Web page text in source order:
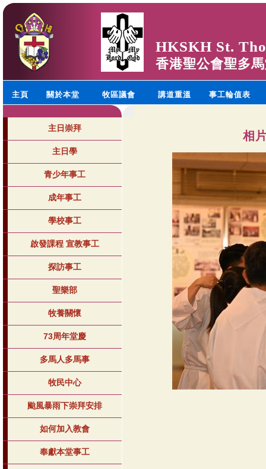
HKSKH St.
香港聖公會聖多
主頁 關於本堂 牧區議會 講道重溫 事工輪值表
主日崇拜
主日學
青少年事工
成年事工
學校事工
啟發課程 宣教事工
探訪事工
聖樂部
牧養關懷
73周年堂慶
多馬人多馬事
牧民中心
颱風暴雨下崇拜安排
如何加入教會
奉獻本堂事工
相